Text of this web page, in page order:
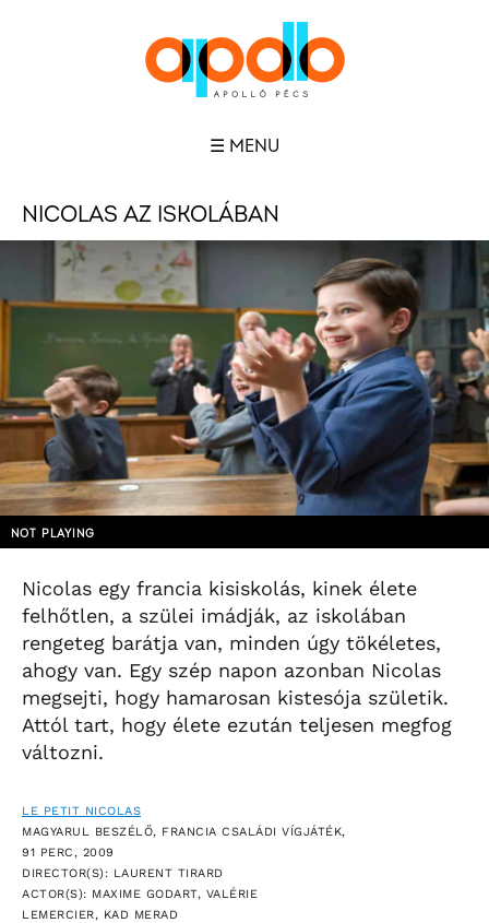
☰ MENU
NICOLAS AZ ISKOLÁBAN
NOT PLAYING
Nicolas egy francia kisiskolás, kinek élete
felhőtlen, a szülei imádják, az iskolában
rengeteg barátja van, minden úgy tökéletes,
ahogy van. Egy szép napon azonban Nicolas
megsejti, hogy hamarosan kistesója születik.
Attól tart, hogy élete ezután teljesen megfog
változni.
LE PETIT NICOLAS
MAGYARUL BESZÉLŐ, FRANCIA CSALÁDI VÍGJÁTÉK,
91 PERC, 2009
DIRECTOR(S): LAURENT TIRARD
ACTOR(S): MAXIME GODART, VALÉRIE
LEMERCIER, KAD MERAD